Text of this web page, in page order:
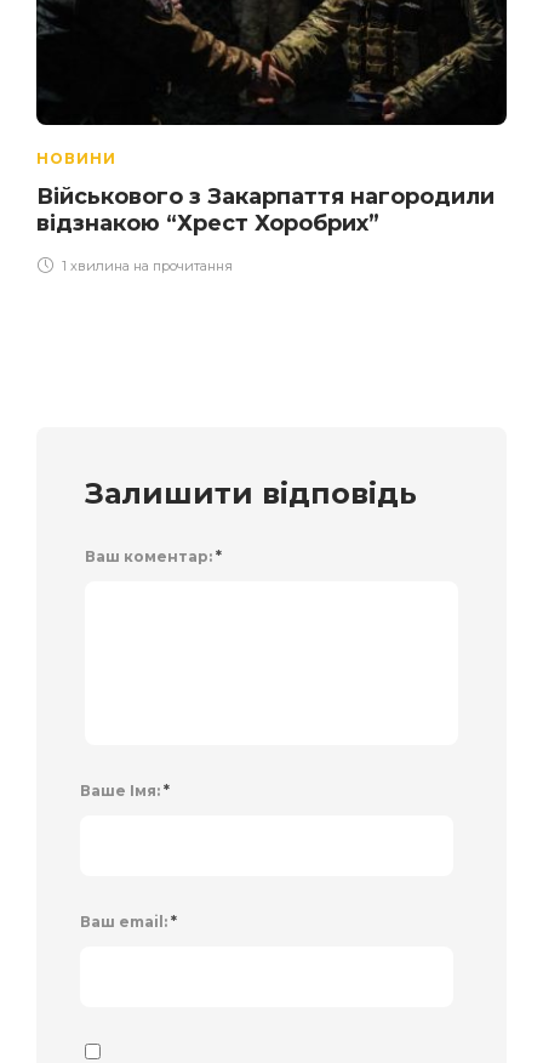
НОВИНИ
Військового з Закарпаття нагородили
відзнакою “Хрест Хоробрих”
1 хвилина на прочитання
Залишити відповідь
Ваш коментар: *
Ваше Імя: *
Ваш email: *